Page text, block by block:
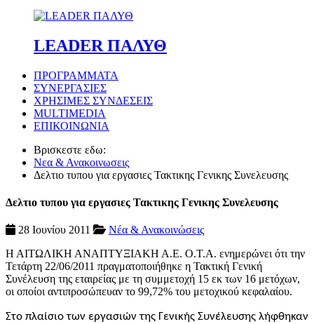
LEADER ΠΑΛΥΘ
ΠΡΟΓΡΑΜΜΑΤΑ
ΣΥΝΕΡΓΑΣΙΕΣ
ΧΡΗΣΙΜΕΣ ΣΥΝΔΕΣΕΙΣ
MULTIMEDIA
ΕΠΙΚΟΙΝΩΝΙΑ
Βρισκεστε εδω:
Νεα & Ανακοινωσεις
Δελτιο τυπου για εργασιες Τακτικης Γενικης Συνελευσης
Δελτιο τυπου για εργασιες Τακτικης Γενικης Συνελευσης
28 Ιουνίου 2011
Νέα & Ανακοινώσεις
Η ΑΙΤΩΛΙΚΗ ΑΝΑΠΤΥΞΙΑΚΗ Α.Ε. Ο.Τ.Α. ενημερώνει ότι την
Τετάρτη 22/06/2011 πραγματοποιήθηκε η Τακτική Γενική
Συνέλευση της εταιρείας με τη συμμετοχή 15 εκ των 16 μετόχων,
οι οποίοι αντιπροσώπευαν το 99,72% του μετοχικού κεφαλαίου.
Στο πλαίσιο των εργασιών της Γενικής Συνέλευσης λήφθηκαν